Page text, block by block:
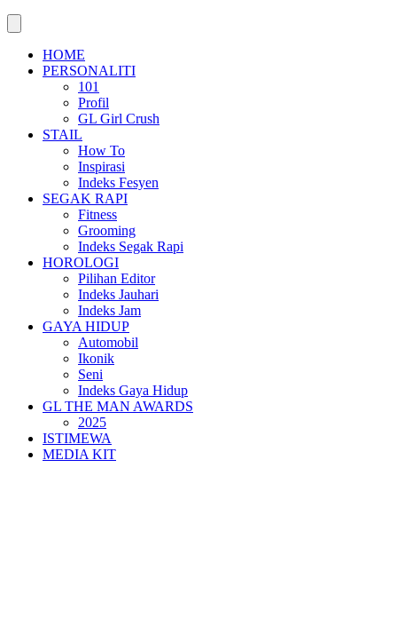
HOME
PERSONALITI
101
Profil
GL Girl Crush
STAIL
How To
Inspirasi
Indeks Fesyen
SEGAK RAPI
Fitness
Grooming
Indeks Segak Rapi
HOROLOGI
Pilihan Editor
Indeks Jauhari
Indeks Jam
GAYA HIDUP
Automobil
Ikonik
Seni
Indeks Gaya Hidup
GL THE MAN AWARDS
2025
ISTIMEWA
MEDIA KIT